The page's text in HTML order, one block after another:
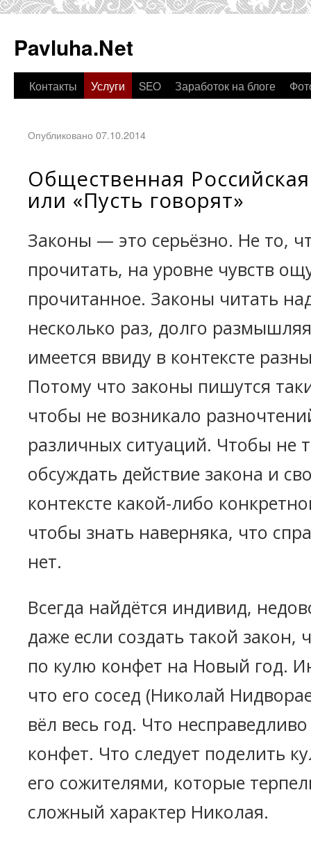
Pavluha.Net
Контакты Услуги SEO Заработок на блоге
Опубликовано 07.10.2014
Общественная
или «Пусть говорят»
Законы — это серьёзно. Не то,
прочитать, на уровне чувств
прочитанное. Законы читать
несколько раз, долго
имеется ввиду в контексте
Потому что законы пишутся
чтобы не возникало
различных ситуаций. Чтобы не
обсуждать действие закона и
контексте какой-либо
чтобы знать наверняка, что
нет.
Всегда найдётся индивид,
даже если создать такой закон,
по кулю конфет на Новый год.
что его сосед (Николай
вёл весь год. Что
конфет. Что следует поделить
его сожителями, которые
сложный характер Николая.